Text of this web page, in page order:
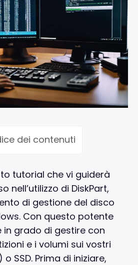
dei contenuti
tutorial che vi guiderà
nell’utilizzo di DiskPart,
di gestione del disco
Con questo potente
grado di gestire con
e i volumi sui vostri
SSD. Prima di iniziare,